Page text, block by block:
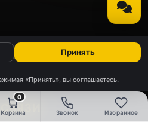
0
Корзина Звонок Избранное
Оплата
«Принять», вы соглашаетесь.
Принять